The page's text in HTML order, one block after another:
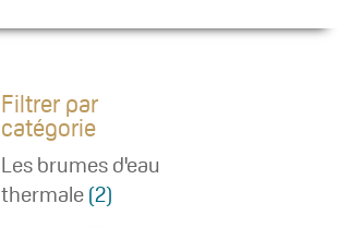
Filtrer par
catégorie
Les brumes d'eau
thermale(2)